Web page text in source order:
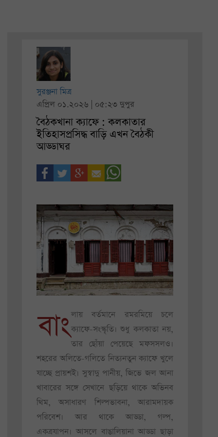
সুরঞ্জনা মিত্র
এপ্রিল ০১.২০২৬ | ০৫:২৩ দুপুর
বৈঠকখানা ক্যাফে : কলকাতার
ইতিহাসপ্রসিদ্ধ বাড়ি এখন বৈঠকী
আড্ডাঘর
বাংলায় বর্তমানে রমরমিয়ে চলে
ক্যাফে-সংস্কৃতি। শুধু কলকাতা নয়,
তার ছোঁয়া পেয়েছে মফসসলও।
শহরের অলিতে-গলিতে নিত্যনতুন ক্যাফে খুলে
যাচ্ছে প্রায়শই। সুস্বাদু পানীয়, জিভে জল আনা
খাবারের সঙ্গে সেখানে ছড়িয়ে থাকে অভিনব
থিম, অসাধারণ শিল্পভাবনা, আরামদায়ক
পরিবেশ। আর থাকে আড্ডা, গল্প,
একত্রযাপন। আসলে বাঙালিয়ানা আড্ডা ছাড়া